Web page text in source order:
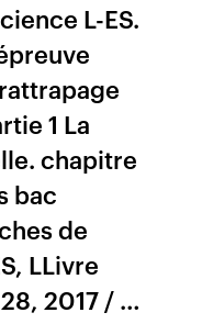
L-ES.
1 La
chapitre
bac
de
LLivre
2017 / …